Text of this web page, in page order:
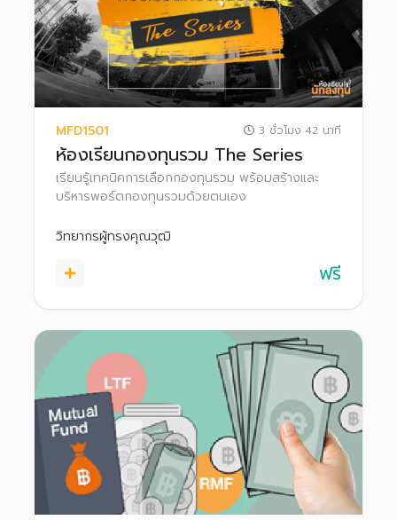
MFD1501 3 ชั่วโมง 42 นาที
ห้องเรียนกองทุนรวม The Series
เรียนรู้เทคนิคการเลือกกองทุนรวม พร้อมสร้างและ
บริหารพอร์ตกองทุนรวมด้วยตนเอง
วิทยากรผู้ทรงคุณวุฒิ
ฟรี